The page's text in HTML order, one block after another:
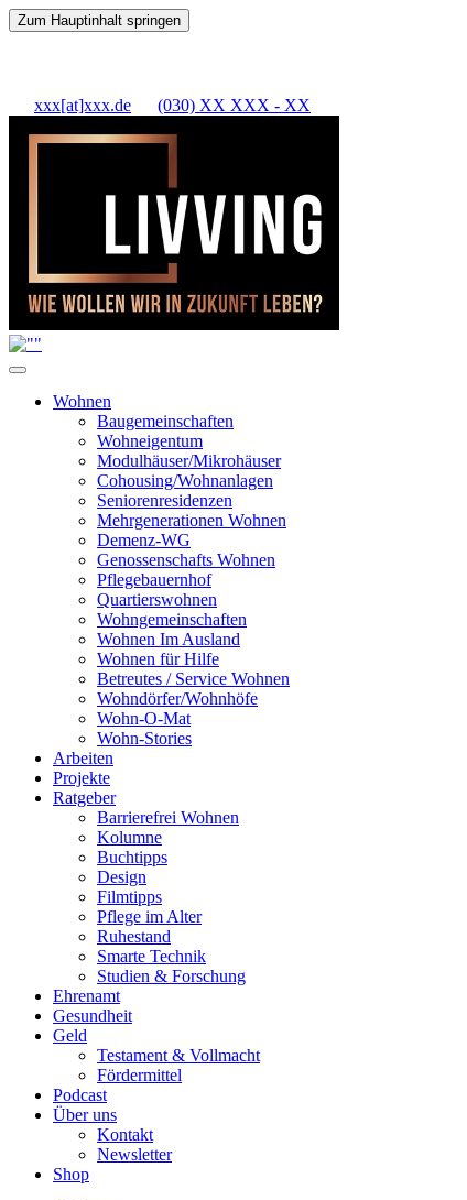
Zum Hauptinhalt springen
xxx[at]xxx.de (030) XX XXX - XX
Wohnen
Baugemeinschaften
Wohneigentum
Modulhäuser/Mikrohäuser
Cohousing/Wohnanlagen
Seniorenresidenzen
Mehrgenerationen Wohnen
Demenz-WG
Genossenschafts Wohnen
Pflegebauernhof
Quartierswohnen
Wohngemeinschaften
Wohnen Im Ausland
Wohnen für Hilfe
Betreutes / Service Wohnen
Wohndörfer/Wohnhöfe
Wohn-O-Mat
Wohn-Stories
Arbeiten
Projekte
Ratgeber
Barrierefrei Wohnen
Kolumne
Buchtipps
Design
Filmtipps
Pflege im Alter
Ruhestand
Smarte Technik
Studien & Forschung
Ehrenamt
Gesundheit
Geld
Testament & Vollmacht
Fördermittel
Podcast
Über uns
Kontakt
Newsletter
Shop